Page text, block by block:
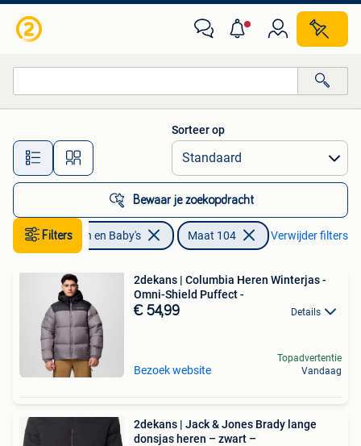
Alle afstanden…
Sorteer op
Bewaar je zoekopdracht
Filters
Kinderen en Baby's Maat 104 Verwijder filters
2dekans | Columbia Heren Winterjas -
Omni-Shield Puffect -
€ 54,99 Details
Bezoek website
Topadvertentie
Vandaag
2dekans | Jack & Jones Brady lange
donsjas heren – zwart –